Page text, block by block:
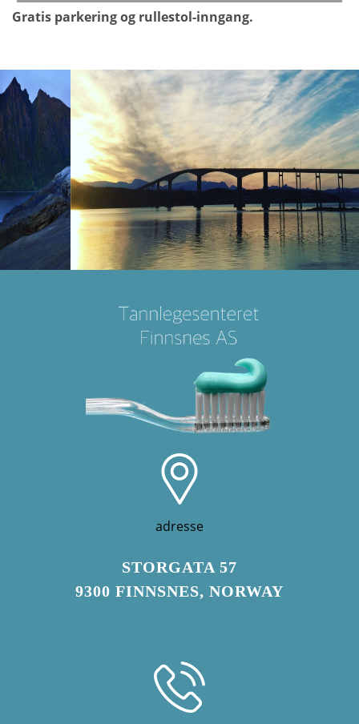
Gratis parkering og rullestol-inngang.
adresse
STORGATA 57
9300 FINNSNES, NORWAY